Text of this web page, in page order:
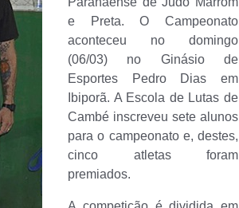
e Preta. O Campeonato
aconteceu no domingo
(06/03) no Ginásio de
Esportes Pedro Dias em
Ibiporã. A Escola de Lutas de
Cambé inscreveu sete alunos
para o campeonato e, destes,
cinco atletas foram
premiados.